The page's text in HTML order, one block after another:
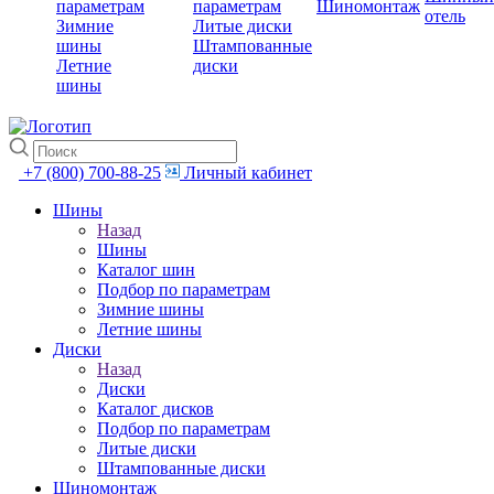
параметрам
Зимние
шины
Летние
шины
параметрам
Литые диски
Штампованные
диски
Шиномонтаж
отель
+7 (800) 700-88-25
Личный кабинет
Шины
Назад
Шины
Каталог шин
Подбор по параметрам
Зимние шины
Летние шины
Диски
Назад
Диски
Каталог дисков
Подбор по параметрам
Литые диски
Штампованные диски
Шиномонтаж